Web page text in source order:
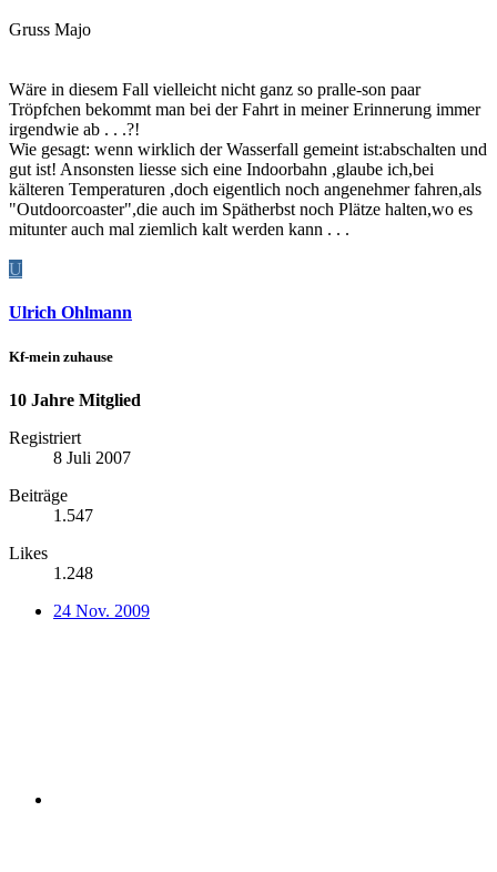
Gruss Majo
Wäre in diesem Fall vielleicht nicht ganz so pralle-son paar
Tröpfchen bekommt man bei der Fahrt in meiner Erinnerung immer
irgendwie ab . . .?!
Wie gesagt: wenn wirklich der Wasserfall gemeint ist:abschalten und
gut ist! Ansonsten liesse sich eine Indoorbahn ,glaube ich,bei
kälteren Temperaturen ,doch eigentlich noch angenehmer fahren,als
"Outdoorcoaster",die auch im Spätherbst noch Plätze halten,wo es
mitunter auch mal ziemlich kalt werden kann . . .
U
Ulrich Ohlmann
Kf-mein zuhause
10 Jahre Mitglied
Registriert
8 Juli 2007
Beiträge
1.547
Likes
1.248
24 Nov. 2009